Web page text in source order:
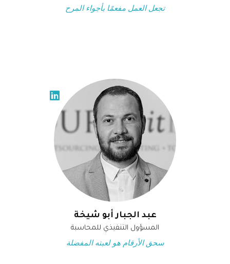
تجعل العمل مفعمًا بأجواء المرح
عبد الجبار أبو شيخة
المسؤول التنفيذي للمحاسبة
سحق الأرقام هو لعبته المفضلة